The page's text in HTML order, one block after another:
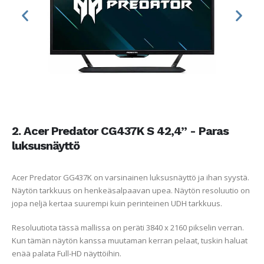
2. Acer Predator CG437K S 42,4” - Paras
luksusnäyttö
Acer Predator GG437K on varsinainen luksusnäyttö ja ihan syystä.
Näytön tarkkuus on henkeäsalpaavan upea. Näytön resoluutio on
jopa neljä kertaa suurempi kuin perinteinen UDH tarkkuus.
Resoluutiota tässä mallissa on peräti 3840 x 2160 pikselin verran.
Kun tämän näytön kanssa muutaman kerran pelaat, tuskin haluat
enää palata Full-HD näyttöihin.